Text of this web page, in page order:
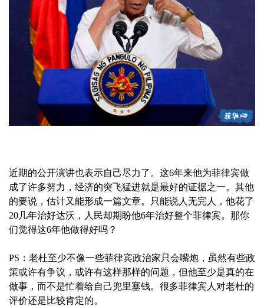
近期的公开演讲也表示自己尽力了。这6年来他为菲律宾做
成了许多努力，经济的突飞猛进就是最好的证据之一。其他
的要说，估计又能形成一篇文章。只能说人无完人，他花了
20几年治好达沃，人民却期盼他6年治好整个菲律宾。那你
们觉得这6年他做得好吗？
PS：老杜至少不像一些菲律宾政治家只会嘴炮，虽然有些政
策或许有争议，或许有这样那样的问题，但他至少是真的在
做事，而不是忙着给自己兜里塞钱。很多菲律宾人对老杜的
评价还是比较肯定的。